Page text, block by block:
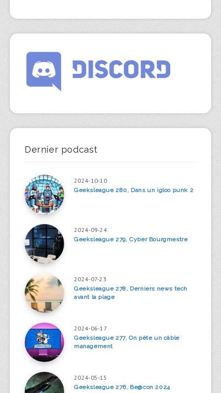
Dernier podcast
2024-10-10
Geeksleague 280, Dans un igloo punk 2
2024-09-24
Geeksleague 279, Cyber Bourgmestre
2024-07-23
Geeksleague 278, Derniers news tech
avant la plage
2024-06-17
Geeksleague 277, On pète un câble
management
2024-05-15
Geeksleague 276, Be@con 2024